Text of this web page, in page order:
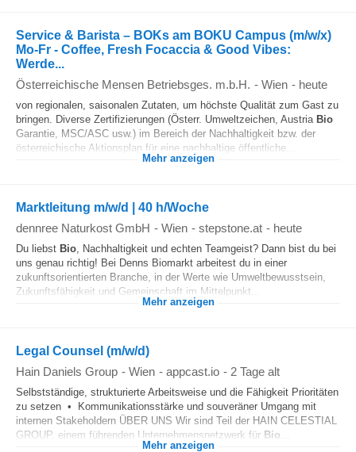
Service & Barista – BOKs am BOKU Campus (m/w/x)
Mo-Fr - Coffee, Fresh Focaccia & Good Vibes:
Werde...
Österreichische Mensen Betriebsges. m.b.H. - Wien - heute
von regionalen, saisonalen Zutaten, um höchste Qualität zum Gast zu
bringen. Diverse Zertifizierungen (Österr. Umweltzeichen, Austria Bio
Garantie, MSC/ASC usw.) im Bereich der Nachhaltigkeit bzw. der
österreichische Aktionsplan für eine nachhaltige öffentliche...
Mehr anzeigen
Marktleitung m/w/d | 40 h/Woche
dennree Naturkost GmbH - Wien - stepstone.at - heute
Du liebst Bio, Nachhaltigkeit und echten Teamgeist? Dann bist du bei
uns genau richtig! Bei Denns Biomarkt arbeitest du in einer
zukunftsorientierten Branche, in der Werte wie Umweltbewusstsein,
Zukunftsfähigkeit und Gemeinschaft im Mittelpunkt...
Mehr anzeigen
Legal Counsel (m/w/d)
Hain Daniels Group - Wien - appcast.io - 2 Tage alt
Selbstständige, strukturierte Arbeitsweise und die Fähigkeit Prioritäten
zu setzen • Kommunikationsstärke und souveräner Umgang mit
internen Stakeholdern ÜBER UNS Wir sind Teil der HAIN CELESTIAL
GROUP, einem führenden Unternehmensnetzwerk für Bio
Mehr anzeigen